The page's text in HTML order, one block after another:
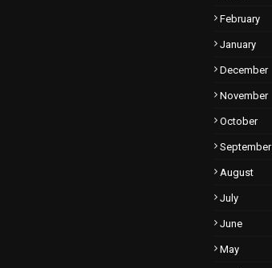
February
January
December
November
October
September
August
July
June
May